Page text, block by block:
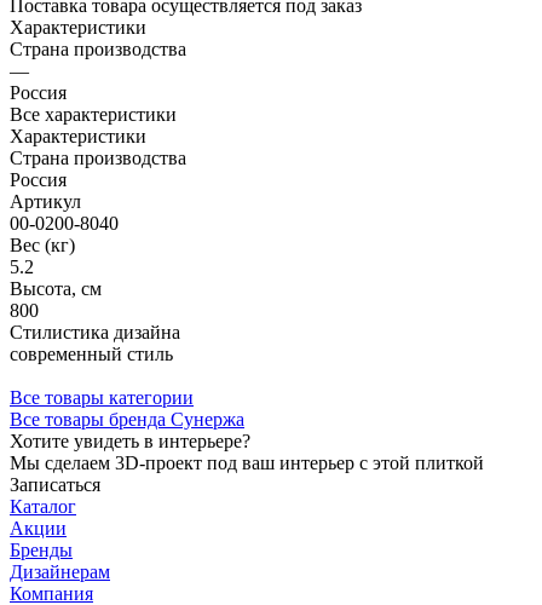
Поставка товара осуществляется под заказ
Характеристики
Страна производства
—
Россия
Все характеристики
Характеристики
Страна производства
Россия
Артикул
00-0200-8040
Вес (кг)
5.2
Высота, см
800
Стилистика дизайна
современный стиль
Все товары категории
Все товары бренда Сунержа
Хотите увидеть в интерьере?
Мы сделаем 3D-проект под ваш интерьер с этой плиткой
Записаться
Каталог
Акции
Бренды
Дизайнерам
Компания